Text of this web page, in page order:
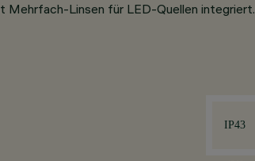
Mehrfach-Linsen für LED-Quellen integriert.